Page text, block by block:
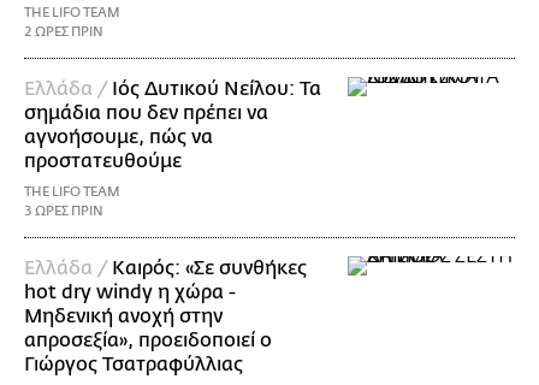
THE LIFO TEAM
2 ΩΡΕΣ ΠΡΙΝ
Ελλάδα / Ιός Δυτικού Νείλου: Τα
σημάδια που δεν πρέπει να
αγνοήσουμε, πώς να
προστατευθούμε
THE LIFO TEAM
3 ΩΡΕΣ ΠΡΙΝ
Ελλάδα / Καιρός: «Σε συνθήκες
hot dry windy η χώρα -
Μηδενική ανοχή στην
απροσεξία», προειδοποιεί ο
Γιώργος Τσατραφύλλιας